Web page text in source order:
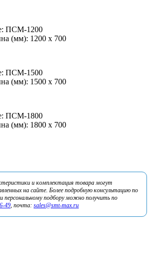
ПСМ-1200
(мм): 1200 х 700
ПСМ-1500
(мм): 1500 х 700
ПСМ-1800
(мм): 1800 х 700
и комплектация товара могут
на сайте. Более подробную консультацию по
персональному подбору можно получить по
49 , почта: sales@smt-max.ru